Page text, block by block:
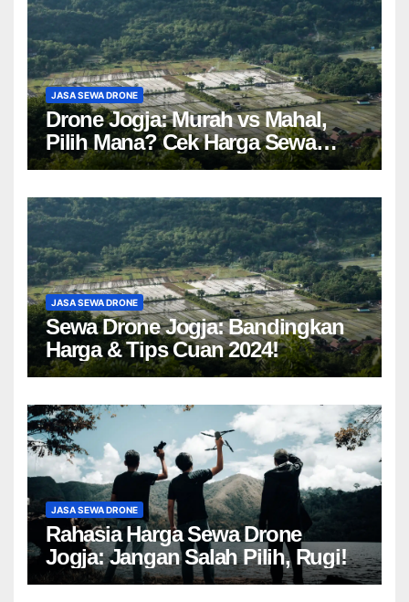
JASA SEWA DRONE
Drone Jogja: Murah vs Mahal,
Pilih Mana? Cek Harga Sewa
Drone Yogyakarta!
JASA SEWA DRONE
Sewa Drone Jogja: Bandingkan
Harga & Tips Cuan 2024!
JASA SEWA DRONE
Rahasia Harga Sewa Drone
Jogja: Jangan Salah Pilih, Rugi!